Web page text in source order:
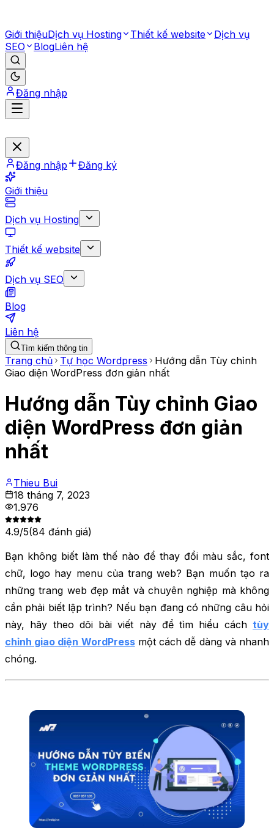
Giới thiệuDịch vụ Hosting Thiết kế website
Dịch vụ
SEO
BlogLiên hệ
Đăng nhập
Đăng nhập Đăng ký
Giới thiệu
Dịch vụ Hosting
Thiết kế website
Dịch vụ SEO
Blog
Liên hệ
Tìm kiếm thông tin
Trang chủ Tự học Wordpress
Hướng dẫn Tùy chỉnh
Giao diện WordPress đơn giản nhất
Hướng dẫn Tùy chỉnh Giao
diện WordPress đơn giản
nhất
Thieu Bui
18 tháng 7, 2023
1.976
4.9/5(84 đánh giá)
Bạn không biết làm thế nào để thay đổi màu sắc, font
chữ, logo hay menu của trang web? Bạn muốn tạo ra
những trang web đẹp mắt và chuyên nghiệp mà không
cần phải biết lập trình? Nếu bạn đang có những câu hỏi
này, hãy theo dõi bài viết này để tìm hiểu cách tùy
chỉnh giao diện WordPressmột cách dễ dàng và nhanh
chóng.